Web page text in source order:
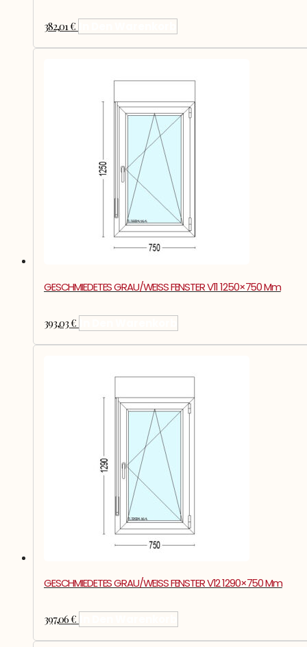
382,01€
GESCHMIEDETES GRAU/WEISS FENSTER V11 1250×750 Mm
393,03€
GESCHMIEDETES GRAU/WEISS FENSTER V12 1290×750 Mm
397,06€